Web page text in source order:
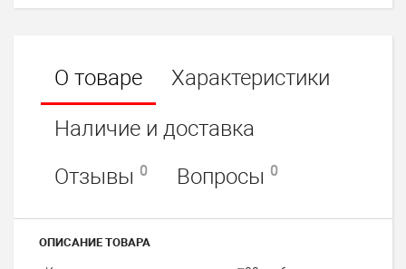
О товаре
Характеристики
Наличие и доставка
Отзывы 0 Вопросы 0
ОПИСАНИЕ ТОВАРА